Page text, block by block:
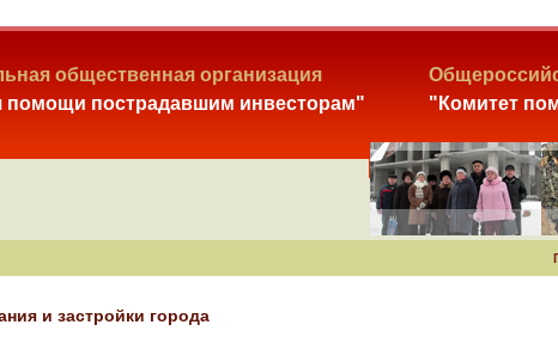
общественная организация
помощи пострадавшим инвесторам"
"Комитет
и застройки города